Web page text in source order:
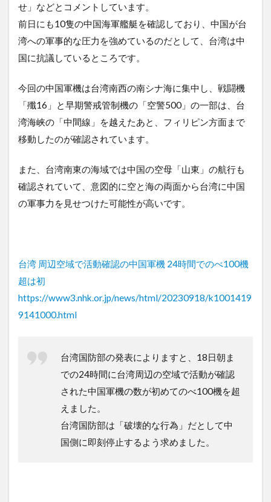
せ」などとコメントしています。
前日にも10隻の中国海軍艦艇を確認しており、中国が台
湾への軍事的な圧力を強めているのだとして、台湾は中
国に抗議しているところです。
今回の中国軍機は台湾南西の南シナ海に集中し、戦闘機
「殲16」と早期警戒管制機の「空警500」の一部は、台
湾海峡の「中間線」を越えたあと、フィリピン方面まで
移動したのが確認されています。
また、台湾南東の海域では中国の空母「山東」の航行も
確認されていて、意図的に空と海の両面から台湾に中国
の軍事力を見せつけた可能性が高いです。
台湾 周辺空域で活動確認の中国軍機 24時間でのべ100機
超は初
https://www3.nhk.or.jp/news/html/20230918/k1001419
9141000.html
台湾国防部の発表によりますと、18日朝ま
での24時間に台湾周辺の空域で活動が確認
された中国軍機の数が初めてのべ100機を超
えました。
台湾国防部は「破壊的な行為」だとして中
国側に即刻停止するよう求めました。